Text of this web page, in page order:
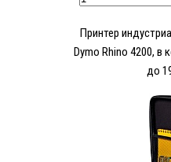
Принтер
Dymo Rhino 4200, в
до